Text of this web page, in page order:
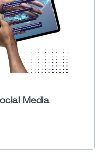
Media